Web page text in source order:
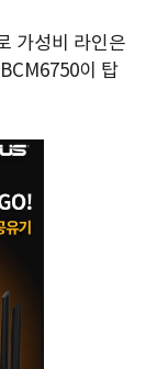
가성비 라인은
이 탑